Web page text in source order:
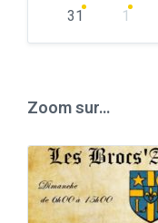
31
1
Zoom sur…